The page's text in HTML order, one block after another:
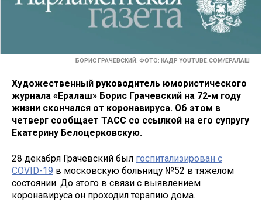
БОРИС ГРАЧЕВСКИЙ. ФОТО: КАДР YOUTUBE.COM/ЕРАЛАШ
Художественный руководитель юмористического
журнала «Ералаш» Борис Грачевский на 72-м году
жизни скончался от коронавируса. Об этом в
четверг сообщает ТАСС со ссылкой на его супругу
Екатерину Белоцерковскую.
28 декабря Грачевский был госпитализирован с
COVID-19 в московскую больницу №52 в тяжелом
состоянии. До этого в связи с выявлением
коронавируса он проходил терапию дома.